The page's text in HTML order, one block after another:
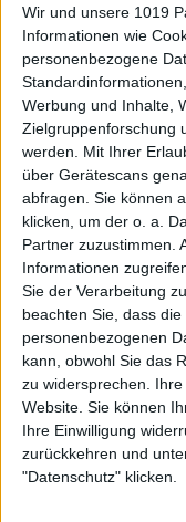
Wir und unsere 1019
Informationen wie
personenbezogene
Werbung und Inhalte,
Zielgruppenforschung
werden.
Mit Ihrer
über Gerätescans
abfragen. Sie können
klicken, um der o. a.
Partner zuzustimmen.
Informationen
Sie der Verarbeitung
beachten Sie, dass
personenbezogenen
kann, obwohl Sie das
zu widersprechen.
Website. Sie können
Ihre Einwilligung
zurückkehren und
"Datenschutz" klicken.